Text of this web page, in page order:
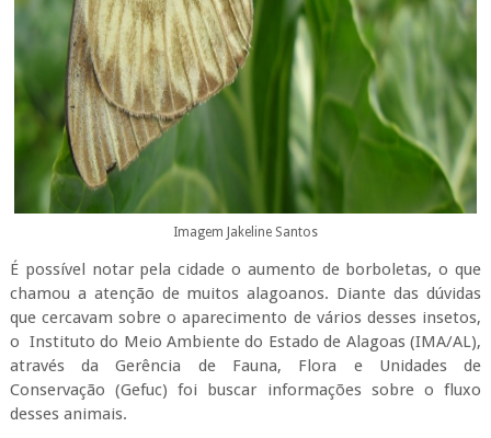
Imagem Jakeline Santos
É possível notar pela cidade o aumento de borboletas, o que
chamou a atenção de muitos alagoanos. Diante das dúvidas
que cercavam sobre o aparecimento de vários desses insetos,
o Instituto do Meio Ambiente do Estado de Alagoas (IMA/AL),
através da Gerência de Fauna, Flora e Unidades de
Conservação (Gefuc) foi buscar informações sobre o fluxo
desses animais.